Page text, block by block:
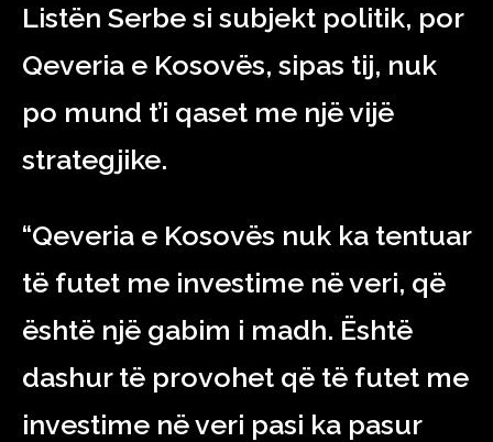
Listën Serbe si subjekt politik, por
Qeveria e Kosovës, sipas tij, nuk
po mund t’i qaset me një vijë
strategjike.
“Qeveria e Kosovës nuk ka tentuar
të futet me investime në veri, që
është një gabim i madh. Është
dashur të provohet që të futet me
investime në veri pasi ka pasur